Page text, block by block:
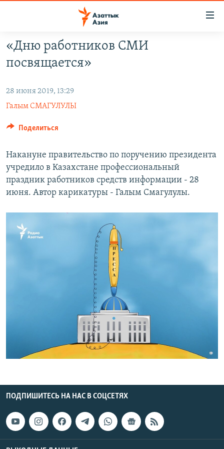
Вернуться
основному
Вернутся
навигации
поиску
ЦЕНТРАЛЬНАЯ АЗИЯ
КЫРГЫЗСТАН
УЗБЕКИСТАН
ТАДЖИКИСТАН
ВОЙНА В УКРАИНЕ
НА ДРУГИХ ЯЗЫКАХ
ҚАЗАҚША
ЎЗБЕКЧА
ТОҶИКӢ
TÜRKMENÇE
ПОДПИШИТЕСЬ НА НАС В СОЦСЕТЯХ
Все сайты РСЕ/РС
«Дню работников СМИ
посвящается»
28 июня 2019, 13:29
Галым СМАГУЛУЛЫ
Поделиться
Накануне правительство по поручению президента
учредило в Казахстане профессиональный
праздник работников средств информации - 28
июня. Автор карикатуры - Галым Смагулулы.
ПОДПИШИТЕСЬ НА НАС В СОЦСЕТЯХ